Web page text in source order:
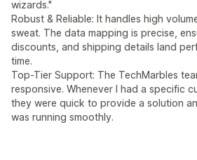
wizards."
Robust & Reliable: It handles high
sweat. The data mapping is precise,
discounts, and shipping details land
time.
Top-Tier Support: The TechMarbles
responsive. Whenever I had a specific
they were quick to provide a solution
was running smoothly.